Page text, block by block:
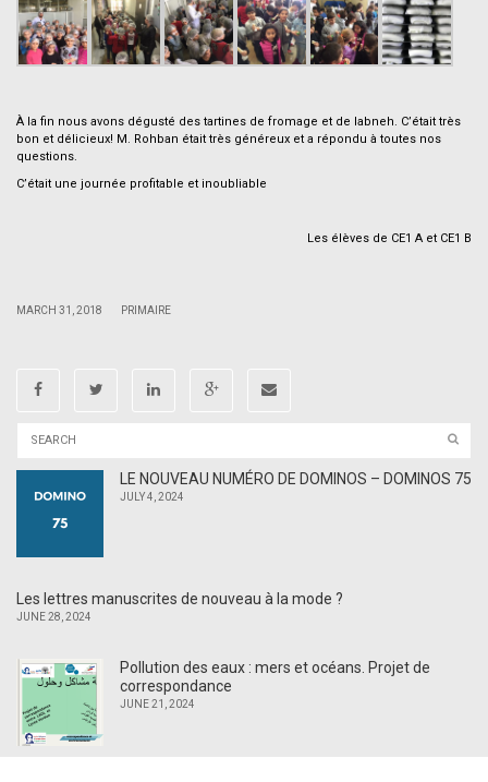
À la fin nous avons dégusté des tartines de fromage et de labneh. C’était très
bon et délicieux! M. Rohban était très généreux et a répondu à toutes nos
questions.
C’était une journée profitable et inoubliable
Les élèves de CE1 A et CE1 B
MARCH 31, 2018 PRIMAIRE
LE NOUVEAU NUMÉRO DE DOMINOS – DOMINOS 75
JULY 4, 2024
Les lettres manuscrites de nouveau à la mode ?
JUNE 28, 2024
Pollution des eaux : mers et océans. Projet de
correspondance
JUNE 21, 2024